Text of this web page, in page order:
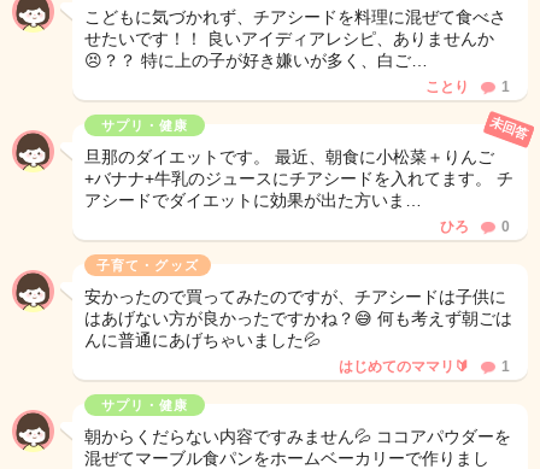
こどもに気づかれず、チアシードを料理に混ぜて食べさ
せたいです！！ 良いアイディアレシピ、ありませんか
😣？？ 特に上の子が好き嫌いが多く、白ご…
ことり 1
サプリ・健康
旦那のダイエットです。 最近、朝食に小松菜＋りんご
+バナナ+牛乳のジュースにチアシードを入れてます。 チ
アシードでダイエットに効果が出た方いま…
未回答
ひろ 0
子育て・グッズ
安かったので買ってみたのですが、チアシードは子供に
はあげない方が良かったですかね？😅 何も考えず朝ごは
んに普通にあげちゃいました💦
はじめてのママリ🔰 1
サプリ・健康
朝からくだらない内容ですみません💦 ココアパウダーを
混ぜてマーブル食パンをホームベーカリーで作りまし